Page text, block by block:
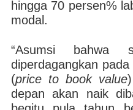
hingga 70 persen%
modal.
“Asumsi bahwa
diperdagangkan
(price to book value
depan akan naik